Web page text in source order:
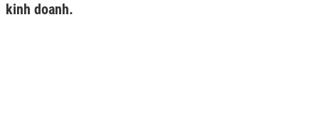
kinh doanh.